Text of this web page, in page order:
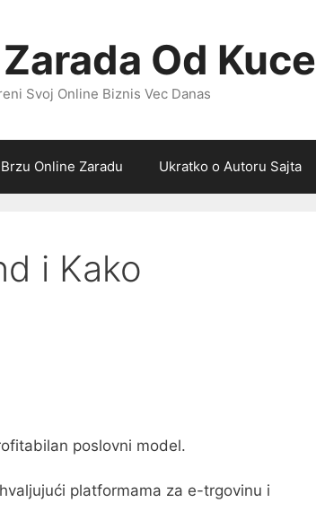
Od Kuce
Svoj Online Biznis Vec Danas
Online Zaradu Ukratko o Autoru Sajta
i Kako
poslovni model.
platformama za e-trgovinu i